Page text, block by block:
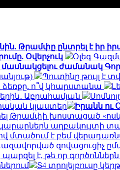
Թրամփը ընտրել է իր
Օվերչուկ
Օլեգ
ժամանակ
Պուտինը թույլ է
ձեռքը. ո՞վ կհարստանա
Աբրահամյան
կլաստեր
Իրանն ու
Թրամփի խոստացած
աղբակույտի
է բեմ
զովացուցիչ
պարզել է, թե որ
Տ4 տրոլեյբուսը